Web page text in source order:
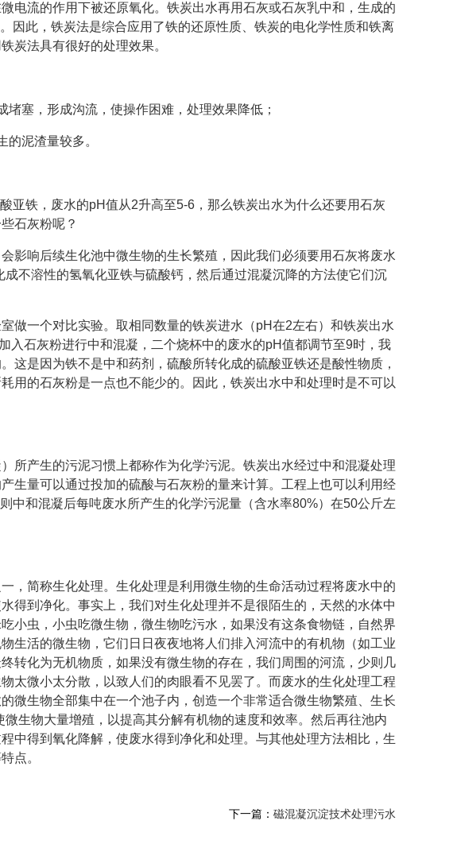
电流的作用下被还原氧化。铁炭出水再用石灰或石灰乳中和，生成的
因此，铁炭法是综合应用了铁的还原性质、铁炭的电化学性质和铁离
炭法具有很好的处理效果。
堵塞，形成沟流，使操作困难，处理效果降低；
的泥渣量较多。
亚铁，废水的pH值从2升高至5-6，那么铁炭出水为什么还要用石灰
石灰粉呢？
影响后续生化池中微生物的生长繁殖，因此我们必须要用石灰将废水
不溶性的氢氧化亚铁与硫酸钙，然后通过混凝沉降的方法使它们沉
做一个对比实验。取相同数量的铁炭进水（pH在2左右）和铁炭出水
入石灰粉进行中和混凝，二个烧杯中的废水的pH值都调节至9时，我
这是因为铁不是中和药剂，硫酸所转化成的硫酸亚铁还是酸性物质，
用的石灰粉是一点也不能少的。因此，铁炭出水中和处理时是不可以
所产生的污泥习惯上都称作为化学污泥。铁炭出水经过中和混凝处理
生量可以通过投加的硫酸与石灰粉的量来计算。工程上也可以利用经
中和混凝后每吨废水所产生的化学污泥量（含水率80%）在50公斤左
，简称生化处理。生化处理是利用微生物的生命活动过程将废水中的
得到净化。事实上，我们对生化处理并不是很陌生的，天然的水体中
小虫，小虫吃微生物，微生物吃污水，如果没有这条食物链，自然界
生活的微生物，它们日日夜夜地将人们排入河流中的有机物（如工业
转化为无机物质，如果没有微生物的存在，我们周围的河流，少则几
太微小太分散，以致人们的肉眼看不见罢了。而废水的生化处理工程
微生物全部集中在一个池子内，创造一个非常适合微生物繁殖、生长
生物大量增殖，以提高其分解有机物的速度和效率。然后再往池内
中得到氧化降解，使废水得到净化和处理。与其他处理方法相比，生
点。
下一篇： 磁混凝沉淀技术处理污水